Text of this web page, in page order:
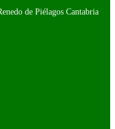
de Piélagos Cantabria